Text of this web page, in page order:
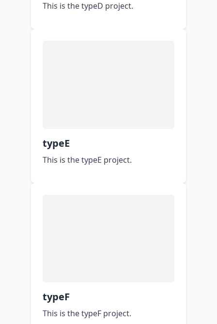
This is the typeD project.
typeE
This is the typeE project.
typeF
This is the typeF project.